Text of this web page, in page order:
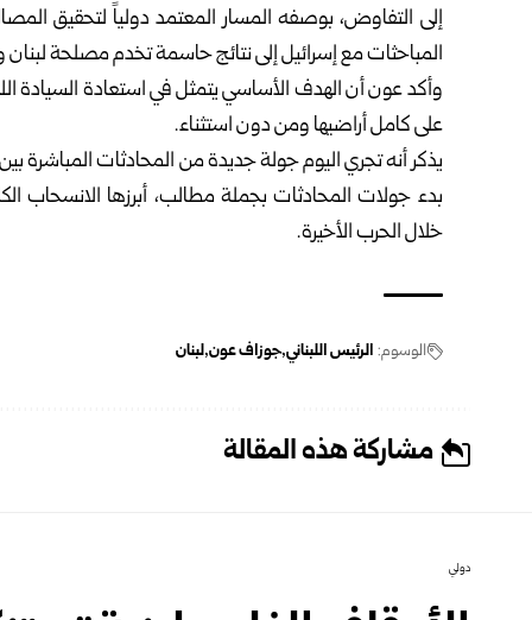
إلى التفاوض، بوصفه المسار المعتمد دولياً لتحقيق
المباحثات مع إسرائيل إلى نتائج حاسمة تخدم مصلحة
وأكد عون أن الهدف الأساسي يتمثل في استعادة السيادة
على كامل أراضيها ومن دون استثناء.
يذكر أنه تجري اليوم جولة جديدة من المحادثات المباشرة
بدء جولات المحادثات بجملة مطالب، أبرزها الانسحاب
خلال الحرب الأخيرة.
الوسوم: الرئيس اللبناني جوزاف عون لبنان
مشاركة هذه المقالة
دولي